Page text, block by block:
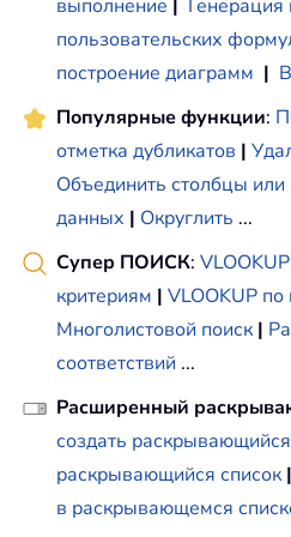
выполнение | Генерация
пользовательских
построение диаграмм |
Популярные функции:
отметка дубликатов |
Объединить столбцы или
данных | Округлить ...
Супер ПОИСК:
критериям | VLOOKUP
Многолистовой поиск |
соответствий ...
Расширенный
создать
раскрывающийся список |
в раскрывающемся